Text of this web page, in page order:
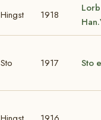
Hingst 1918
Sto 1917 Sto